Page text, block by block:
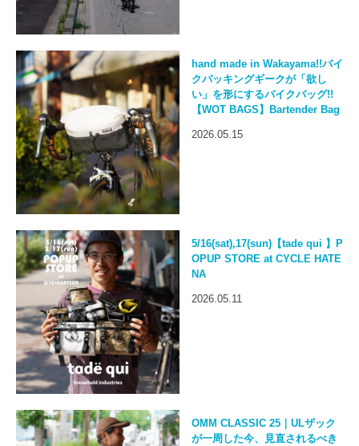
hand made in Wakayama!!バイ
クパッキングギークが「欲し
い」を形にするバイクバッグ!!
【WOT BAGS】Bartender Bag
2026.05.15
5/16(sat),17(sun)【tade qui 】P
OPUP STORE at CYCLE HATE
NA
2026.05.11
OMM CLASSIC 25｜ULザック
が一周した今、見直されるべき